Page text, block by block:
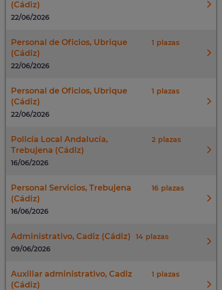
(Cádiz)
22/06/2026
Personal de Oficios, Ubrique
(Cádiz)
1
22/06/2026
Personal de Oficios, Ubrique
(Cádiz)
1
22/06/2026
Policía Local Andalucía,
Trebujena (Cádiz)
2
16/06/2026
Personal Servicios, Trebujena
(Cádiz)
16
16/06/2026
Administrativo, Cadiz (Cádiz)
14
09/06/2026
Auxiliar administrativo, Cadiz
(Cádiz)
1